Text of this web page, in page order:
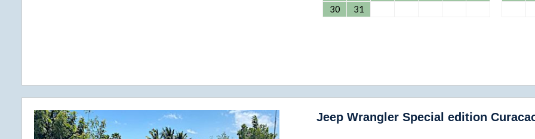
30
31
Jeep Wrangler Special edition